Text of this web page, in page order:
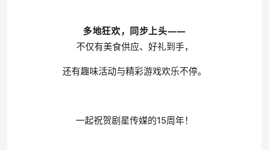
多地狂欢，同步上头——
不仅有美食供应、好礼到手，
还有趣味活动与精彩游戏欢乐不停。
一起祝贺剧星传媒的15周年！